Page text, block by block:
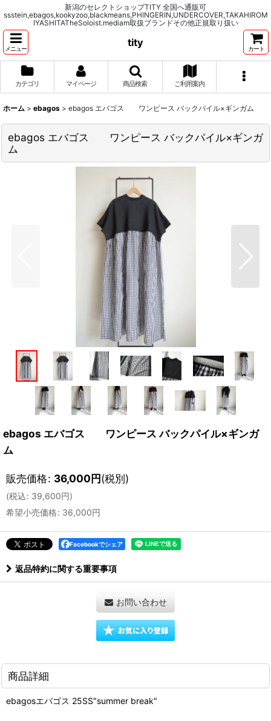
新潟のセレクトショップTITY 全国へ通販可
ssstein,ebagos,kookyzoo,blackmeans,PHINGERIN,UNDERCOVER,TAKAHIROM
IYASHITATheSoloist.mediam取扱ブランドその他正規取り扱い
メニュー
tity
カート
カテゴリ マイページ 商品検索 ご利用案内
ホーム > ebagos > ebagos エバゴス ワンピース バックパイル×ギンガム
ebagos エバゴス ワンピース バックパイル×ギンガ
ム
ebagos エバゴス ワンピース バックパイル×ギンガ
ム
販売価格: 36,000円(税別)
(税込: 39,600円)
希望小売価格: 36,000円
Facebookでシェア
返品特約に関する重要事項
お問い合わせ
商品詳細
ebagosエバゴス 25SS"summer break"